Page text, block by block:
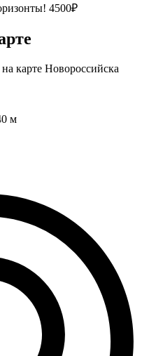
4500₽
карте Новороссийска
м